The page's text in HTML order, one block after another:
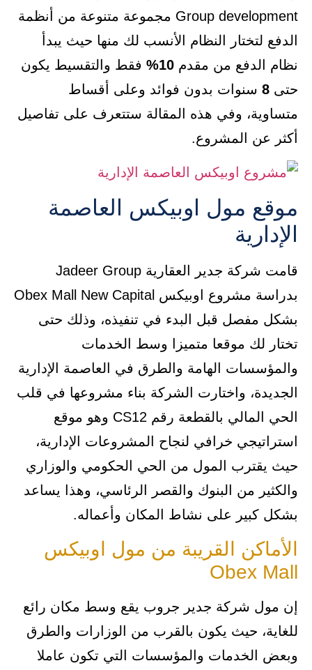
Group development مجموعة متنوعة من أنظمة
الدفع لتختار النظام الأنسب لك منها حيث يبدأ
نظام الدفع من مقدم 10%
فقط والتقسيط يكون
حتى 8 سنوات بدون فوائد وعلى أقساط
متساوية، وفي هذه المقالة ستتعرف على تفاصيل
أكثر عن المشروع.
موقع مول اوبيكس العاصمة
الإدارية
قامت شركة جدير العقارية ‎Jadeer Group‎
بدراسة مشروع اوبيكس Obex Mall New Capital
بشكل مفصل قبل البدء في تنفيذه، وذلك حتى
تختار لك موقعا متميزا وسط الخدمات
والمؤسسات الهامة والطرق في العاصمة الإدارية
الجديدة، واختارت الشركة بناء مشروعها في قلب
الحي المالي بالقطعة رقم CS12 وهو موقع
استراتيجي خرافي لنجاح المشروعات الإدارية،
حيث يقترب المول من الحي الحكومي والوزاري
والكثير من البنوك والقصر الرئاسي، وهذا يساعد
بشكل كبير على نشاط المكان وأعماله.
الأماكن القريبة من مول اوبيكس
Obex Mall
إن مول شركة جدير جروب يقع وسط مكان رائع
للغاية، حيث يكون بالقرب من الوزارات والطرق
وبعض الخدمات والمؤسسات التي تكون عاملا